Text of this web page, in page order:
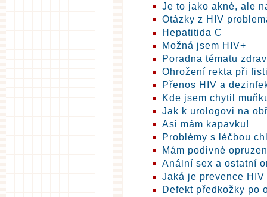
Je to jako akné, ale
Otázky z HIV
Hepatitida C
Možná jsem HIV+
Poradna tématu
Ohrožení rekta při
Přenos HIV a
Kde jsem chytil
Jak k urologovi na
Asi mám kapavku!
Problémy s léčbou
Mám podivné
Anální sex a ostatní
Jaká je prevence HIV
Defekt předkožky po